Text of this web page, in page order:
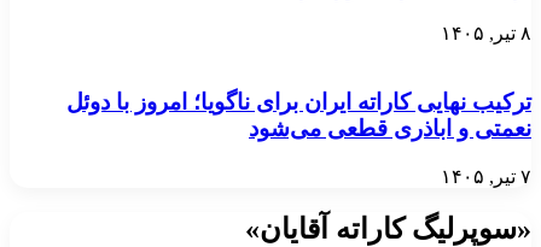
۸ تیر, ۱۴۰۵
ترکیب نهایی کاراته ایران برای ناگویا؛ امروز با دوئل
نعمتی و اباذری قطعی می‌شود
۷ تیر, ۱۴۰۵
«سوپرلیگ کاراته آقایان»